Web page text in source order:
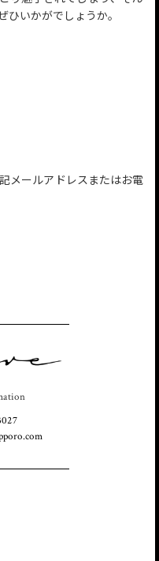
いかがでしょうか。
メールアドレスまたはお電